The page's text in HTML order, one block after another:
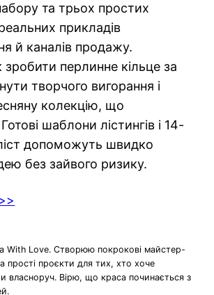
та трьох простих
прикладів
й каналів продажу.
перлинне кільце за
творчого вигорання і
колекцію, що
шаблони лістингів і 14-
допоможуть швидко
без зайвого ризику.
With Love. Створюю покрокові майстер-
прості проєкти для тих, хто хоче
власноруч. Вірю, що краса починається з